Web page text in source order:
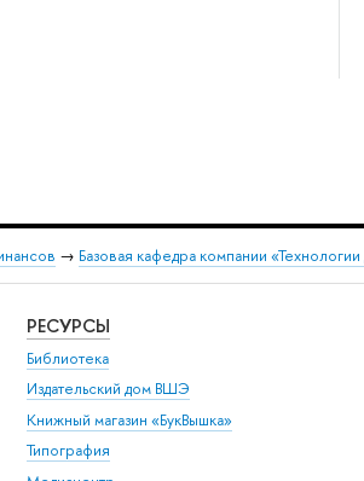
→ Базовая кафедра компании
РЕСУРСЫ
Библиотека
Издательский дом ВШЭ
Книжный магазин «БукВышка»
Типография